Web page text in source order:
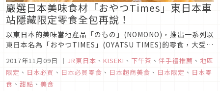
嚴選日本美味食材「おやつTimes」東日本車
站隱藏限定零食全包再說！
以東日本的美味當地產品「のもの」(NOMONO)，推出一系列以
東日本名為「おやつTIMES」(OYATSU TIMES)的零食，大受好
評！除了在「のもの」店舖外，東日本各車站內的
「NewDays」便利商店也可以找到。充滿在地風情又健康好
吃，包裝更是活潑可愛，讓人好想收集全部呀！大家在東日本旅
行時不...
2017年11月09日 ｜ JR東日本 、 KISEKI 、 下午茶 、 伴手禮推薦 、 地區
限定 、 日本必買 、 日本必買零食 、 日本超商美食 、 日本限定 、 日本零
食 、 甜點 、 美食